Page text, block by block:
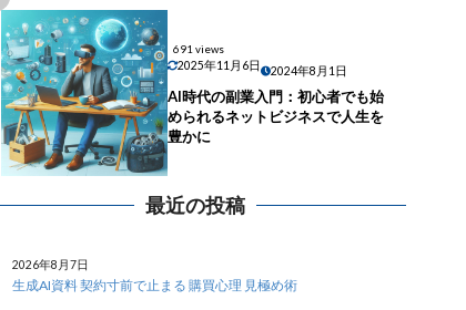
691 views
2025年11月6日 2024年8月1日
AI時代の副業入門：初心者でも始
められるネットビジネスで人生を
豊かに
最近の投稿
生成AI資料 契約寸前で止まる 購買心理 見極め術
2026年8月7日